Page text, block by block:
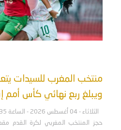
منتخب المغرب للسيدات
ويبلغ ربع نهائي كأس أمم
الثلاثاء - 04 أغسطس 2026 - الساعة 06:35 ص
حجز المنتخب المغربي لكرة القدم